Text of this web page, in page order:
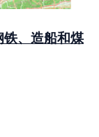
、造船和煤